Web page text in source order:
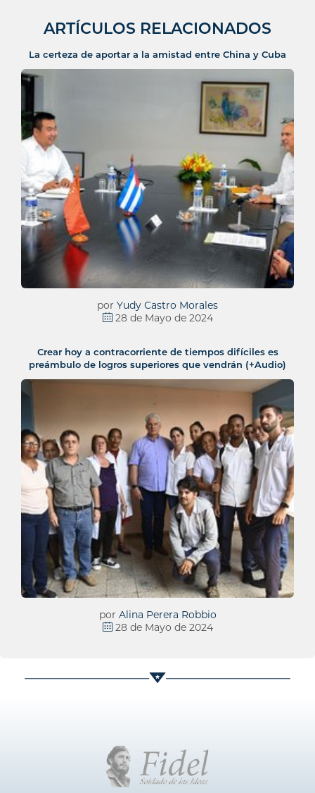
ARTÍCULOS RELACIONADOS
La certeza de aportar a la amistad entre China y Cuba
por Yudy Castro Morales
28 de Mayo de 2024
Crear hoy a contracorriente de tiempos difíciles es
preámbulo de logros superiores que vendrán (+Audio)
por Alina Perera Robbio
28 de Mayo de 2024